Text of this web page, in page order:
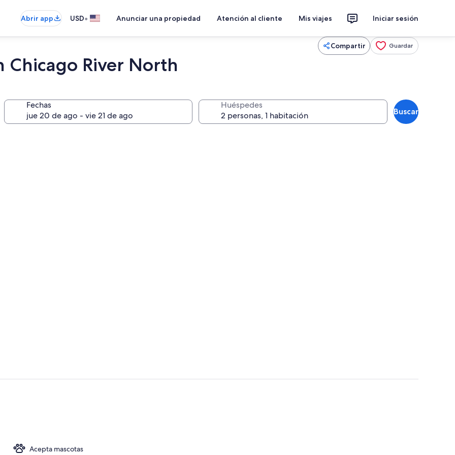
Abrir app USD• Anunciar una propiedad Atención al cliente Mis viajes Iniciar sesión
Compartir Guardar
Chicago River North
Fechas Huéspedes
Buscar
Acepta mascotas